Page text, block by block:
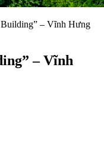
Building” – Vĩnh Hưng
– Vĩnh